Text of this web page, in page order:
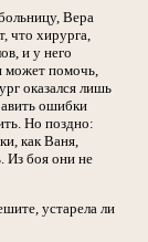
Вера
что хирурга,
и у него
может помочь,
оказался лишь
ошибки
Но поздно:
как Ваня,
Из боя они не
устарела ли